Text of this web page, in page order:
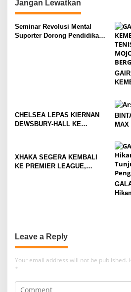
n
Jangan Lewatkan
Seminar Revolusi Mental
Suporter Dorong Pendidikan
CHELSEA LEPAS KIERNAN
DEWSBURY-HALL KE
MAX
XHAKA SEGERA KEMBALI
KE PREMIER LEAGUE,
Leave a Reply
Your email address will not be published.
*